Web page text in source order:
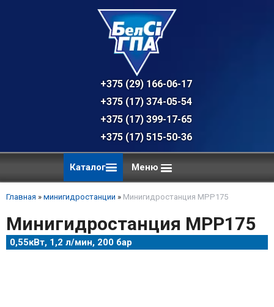
+375 (29) 166-06-17 - техническая
+375 (17) 374-05-54 - общий отдел,
+375 (17) 399-17-65
+375 (17) 515-50-36
Каталог Меню
Главная » минигидростанции » Минигидростанция МРР175
Минигидростанция МРР175
0,55кВт, 1,2 л/мин, 200 бар